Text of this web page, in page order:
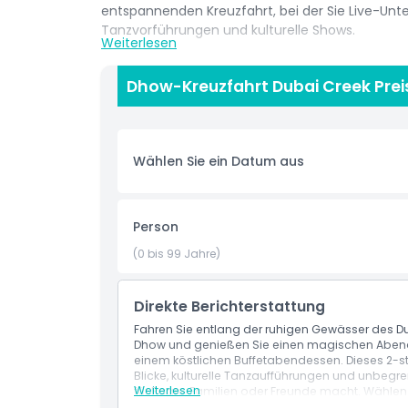
entspannenden Kreuzfahrt, bei der Sie Live-
Tanzvorführungen und kulturelle Shows.
Während Sie durch den Creek gleiten,
und nicht-vegetarischen Optionen, ergänzt
Reise. Wählen Sie, ob Sie auf dem offenen
Perfekt für Paare, Familien oder
Möglichkeit, Dubais Erbe und
einen bezaubernden Abend voller
Highlights
Inklusivleistungen
Abholzeit Abgabedauer
Weiterlesen
Dhow-Kreuzfahrt Dubai Creek
Wählen Sie ein Datum aus
Person
(0 bis 99 Jahre)
Direkte Berichterstattung
Fahren Sie entlang der ruhigen Gewässer des
Dhow und genießen Sie einen magischen
einem köstlichen Buffetabendessen. Dieses
Blicke, kulturelle Tanzaufführungen und
für Paare, Familien oder Freunde macht.
Weiterlesen